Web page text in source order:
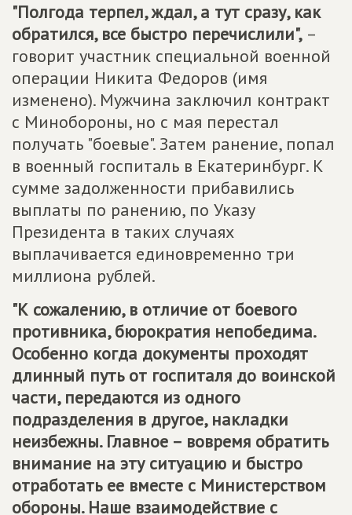
"Полгода терпел, ждал, а тут сразу, как
обратился, все быстро перечислили", –
говорит участник специальной военной
операции Никита Федоров (имя
изменено). Мужчина заключил контракт
с Минобороны, но с мая перестал
получать "боевые". Затем ранение, попал
в военный госпиталь в Екатеринбург. К
сумме задолженности прибавились
выплаты по ранению, по Указу
Президента в таких случаях
выплачивается единовременно три
миллиона рублей.
"К сожалению, в отличие от боевого
противника, бюрократия непобедима.
Особенно когда документы проходят
длинный путь от госпиталя до воинской
части, передаются из одного
подразделения в другое, накладки
неизбежны. Главное – вовремя обратить
внимание на эту ситуацию и быстро
отработать ее вместе с Министерством
обороны. Наше взаимодействие с